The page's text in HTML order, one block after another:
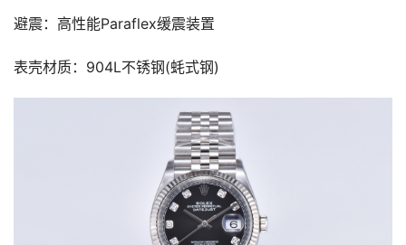
避震：高性能Paraflex缓震装置
表壳材质：904L不锈钢(蚝式钢)